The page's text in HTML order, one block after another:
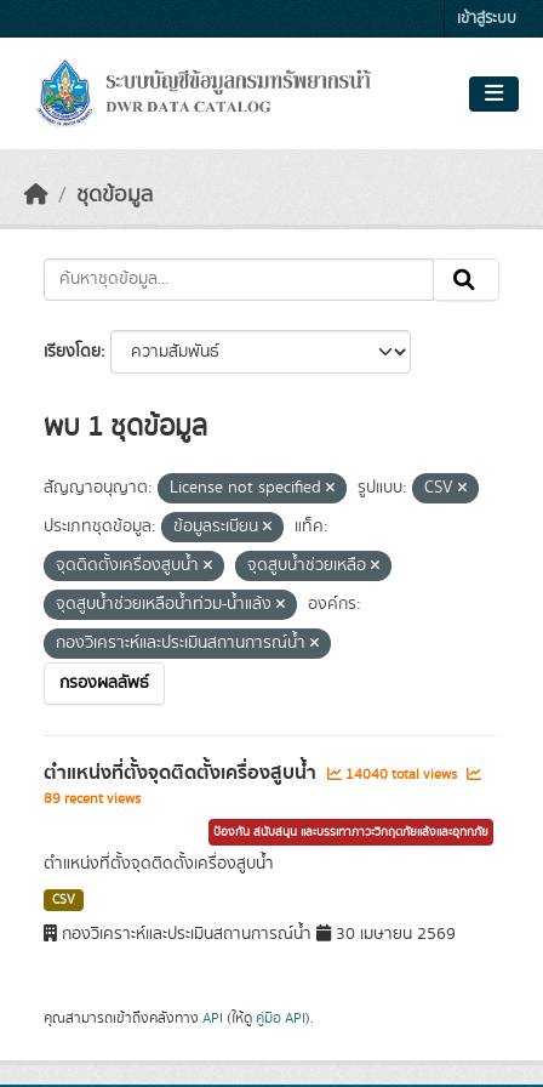
เข้าสู่ระบบ
ชุดข้อมูล
เรียงโดย
พบ 1 ชุดข้อมูล
สัญญาอนุญาต: License not specified รูปแบบ:
CSV
ประเภทชุดข้อมูล:
ข้อมูลระเบียน
แท็ค:
จุดติดตั้งเครื่องสูบน้ำ
จุดสูบน้ำช่วยเหลือ
จุดสูบน้ำช่วยเหลือน้ำท่วม-น้ำแล้ง
องค์กร:
กองวิเคราะห์และประเมินสถานการณ์น้ำ
กรองผลลัพธ์
ตำแหน่งที่ตั้งจุดติดตั้งเครื่องสูบน้ำ
14040 total views
89 recent views
ป้องกัน สนับสนุน และบรรเทาภาวะวิกฤตภัยแล้งและอุทกภัย
ตำแหน่งที่ตั้งจุดติดตั้งเครื่องสูบน้ำ
CSV
กองวิเคราะห์และประเมินสถานการณ์น้ำ 30 เมษายน 2569
คุณสามารถเข้าถึงคลังทาง API (ให้ดู คู่มือ API).